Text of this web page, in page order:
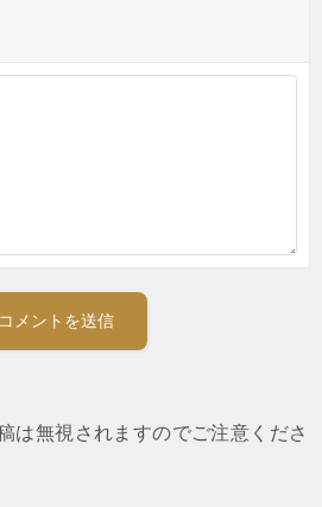
は無視されますのでご注意くださ